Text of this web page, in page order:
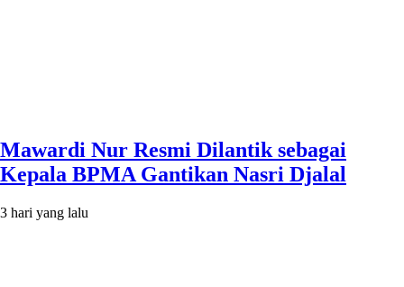
Mawardi Nur Resmi Dilantik sebagai
Kepala BPMA Gantikan Nasri Djalal
3 hari yang lalu